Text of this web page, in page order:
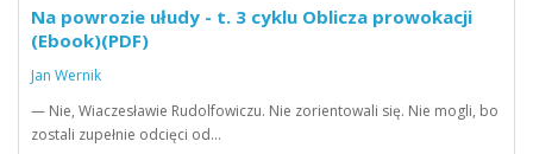
Na powrozie ułudy - t. 3 cyklu Oblicza prowokacji
(Ebook)(PDF)
Jan Wernik
— Nie, Wiaczesławie Rudolfowiczu. Nie zorientowali się. Nie mogli, bo
zostali zupełnie odcięci od…